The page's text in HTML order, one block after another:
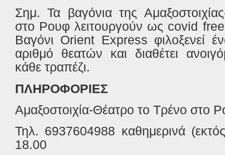
Σημ. Τα βαγόνια της
στο Ρουφ λειτουργούν ως covid
Βαγόνι Orient Express φιλοξενεί
αριθμό θεατών και διαθέτει
κάθε τραπέζι.
ΠΛΗΡΟΦΟΡΙΕΣ
Αμαξοστοιχία-Θέατρο το Τρένο στο
Τηλ. 6937604988 καθημερινά
18.00